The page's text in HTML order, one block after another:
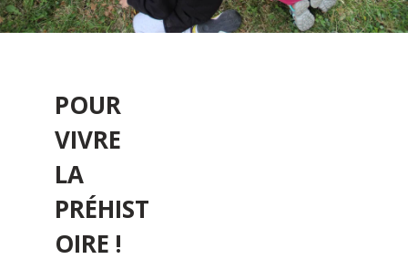
POUR
VIVRE
LA
PRÉHIST
OIRE !